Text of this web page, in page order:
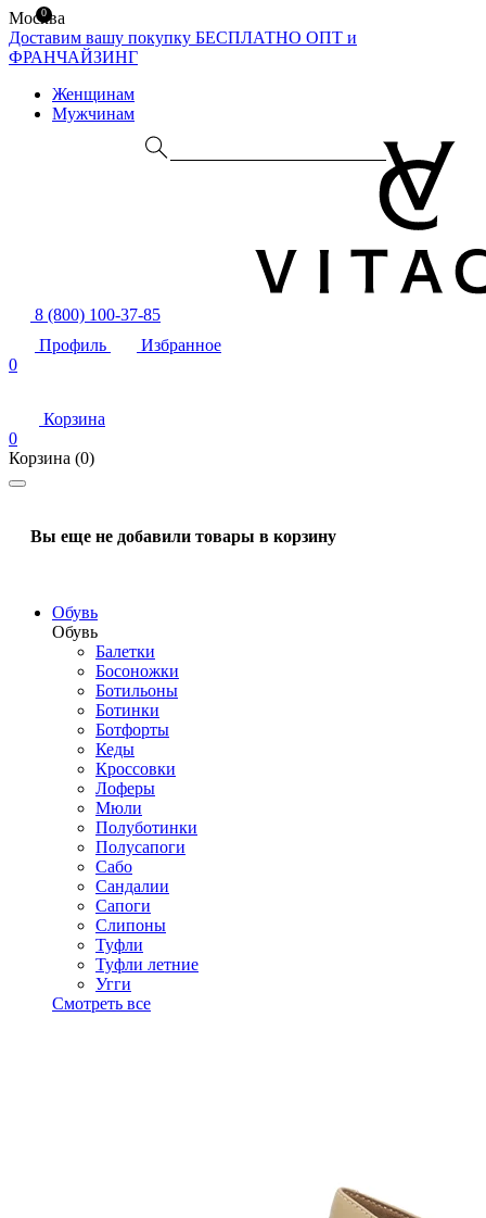
Москва
Доставим вашу покупку БЕСПЛАТНО ОПТ и
ФРАНЧАЙЗИНГ
Женщинам
Мужчинам
8 (800) 100-37-85
Профиль
Избранное
0
Корзина
0
Корзина (0)
Вы еще не добавили товары в корзину
Обувь
Обувь
Балетки
Босоножки
Ботильоны
Ботинки
Ботфорты
Кеды
Кроссовки
Лоферы
Мюли
Полуботинки
Полусапоги
Сабо
Сандалии
Сапоги
Слипоны
Туфли
Туфли летние
Угги
Смотреть все
0